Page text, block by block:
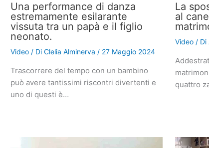
Una performance di danza
estremamente esilarante
vissuta tra un papà e il figlio
neonato.
Video/ Di Clelia Alminerva / 27 Maggio 2024
Trascorrere del tempo con un bambino
può avere tantissimi riscontri divertenti e
uno di questi è…
La
al
Video/ Di
quattro